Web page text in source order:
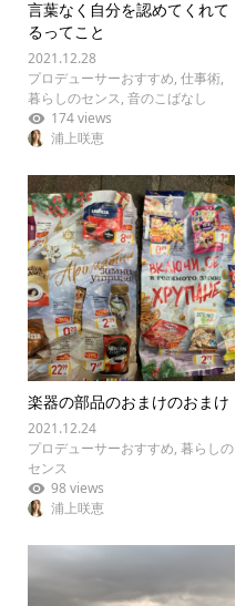
言葉なく自分を認めてくれて
るってこと
2021.12.28
プロデューサーおすすめ, 仕事術,
暮らしのセンス, 音のこばなし
174 views
浦上咲恵
楽器の部品のおまけのおまけ
2021.12.24
プロデューサーおすすめ, 暮らしの
センス
98 views
浦上咲恵